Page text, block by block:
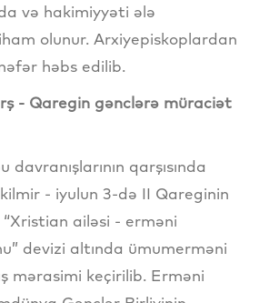
və hakimiyyəti ələ
olunur. Arxiyepiskoplardan
həbs edilib.
- Qaregin gənclərə müraciət
qarşısında
- iyulun 3-də II Qareginin
“Xristian ailəsi - erməni
devizi altında ümumerməni
mərasimi keçirilib. Erməni